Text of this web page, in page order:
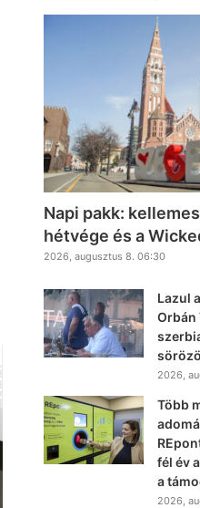
Napi pakk:
hétvége és a
2026, augusztus 8. 06:30
Lazul
Orbán
2026,
Több
fél év
a
2026,